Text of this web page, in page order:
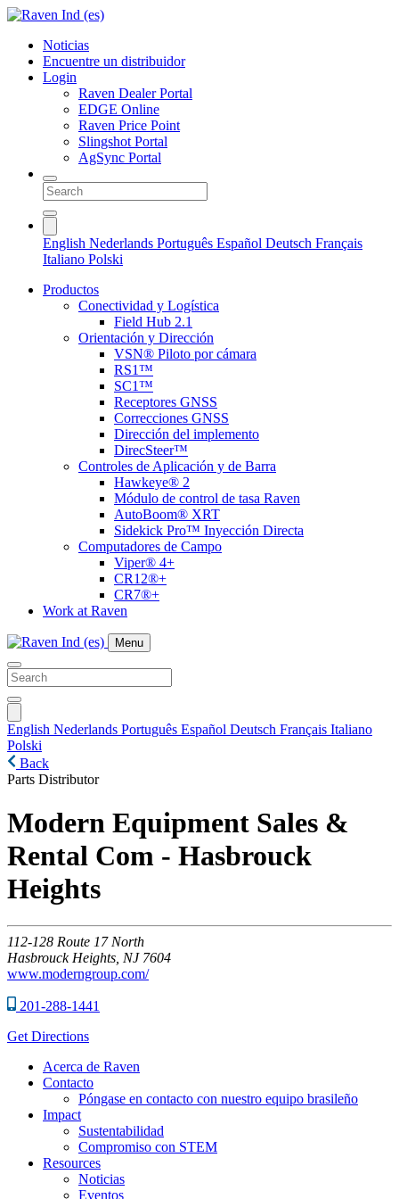
Noticias
Encuentre un distribuidor
Login
Raven Dealer Portal
EDGE Online
Raven Price Point
Slingshot Portal
AgSync Portal
English Nederlands Português Español Deutsch Français
Italiano Polski
Productos
Conectividad y Logística
Field Hub 2.1
Orientación y Dirección
VSN® Piloto por cámara
RS1™
SC1™
Receptores GNSS
Correcciones GNSS
Dirección del implemento
DirecSteer™
Controles de Aplicación y de Barra
Hawkeye® 2
Módulo de control de tasa Raven
AutoBoom® XRT
Sidekick Pro™ Inyección Directa
Computadores de Campo
Viper® 4+
CR12®+
CR7®+
Work at Raven
Menu
English Nederlands Português Español Deutsch Français Italiano
Polski
Back
Parts Distributor
Modern Equipment Sales &
Rental Com - Hasbrouck
Heights
112-128 Route 17 North
Hasbrouck Heights, NJ 7604
www.moderngroup.com/
201-288-1441
Get Directions
Acerca de Raven
Contacto
Póngase en contacto con nuestro equipo brasileño
Impact
Sustentabilidad
Compromiso con STEM
Resources
Noticias
Eventos